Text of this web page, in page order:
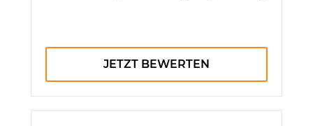
JETZT BEWERTEN